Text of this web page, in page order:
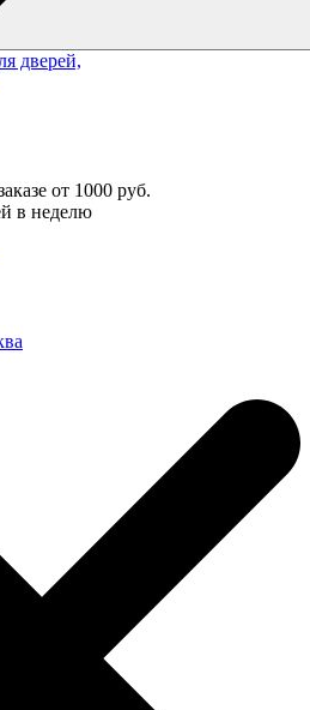
дверей,
от 1000 руб.
в неделю